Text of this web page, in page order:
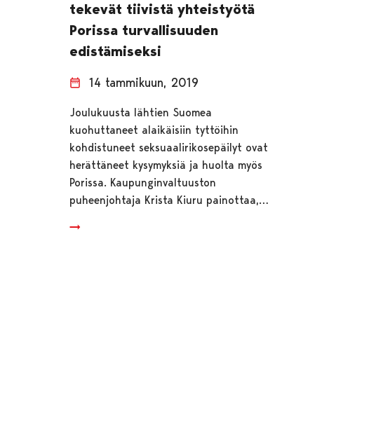
tekevät tiivistä yhteistyötä
Porissa turvallisuuden
edistämiseksi
14 tammikuun, 2019
Joulukuusta lähtien Suomea
kuohuttaneet alaikäisiin tyttöihin
kohdistuneet seksuaalirikosepäilyt ovat
herättäneet kysymyksiä ja huolta myös
Porissa. Kaupunginvaltuuston
puheenjohtaja Krista Kiuru painottaa,…